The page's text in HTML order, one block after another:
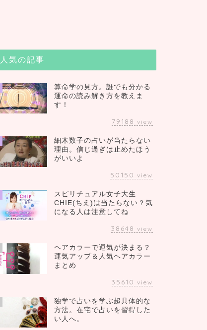
人気の記事
算命学の見方。誰でも分かる
運命の読み解き方を教えま
す！
79188 view
細木数子の占いが当たらない
理由。信じ過ぎは止めたほう
がいいよ
50150 view
スピリチュアル女子大生
CHIE(ちえ)は当たらない？気
になる人は注意してね
38648 view
ヘアカラーで運気が決まる？
運気アップ＆人気ヘアカラー
まとめ
35610 view
独学で占いを学ぶ超具体的な
方法。在宅で占いを習得した
い人へ。